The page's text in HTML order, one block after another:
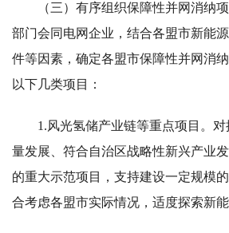
（三）有序组织保障性并网消纳
部门会同电网企业，结合各盟市新能
件等因素，确定各盟市保障性并网消
以下几类项目：
1.风光氢储产业链等重点项目。
量发展、符合自治区战略性新兴产业
的重大示范项目，支持建设一定规模
合考虑各盟市实际情况，适度探索新能